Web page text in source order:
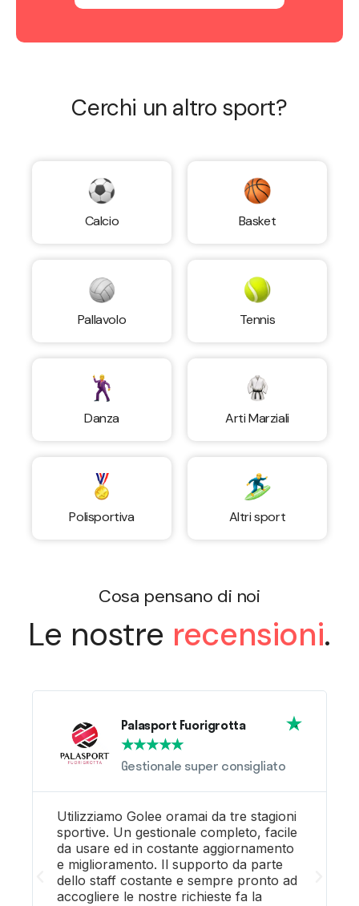
Cerchi un altro sport?
Calcio Basket
Pallavolo Tennis
Danza Arti Marziali
Polisportiva Altri sport
Cosa pensano di noi
Le nostre recensioni.
Palasport Fuorigrotta
★★★★★
Gestionale super consigliato
Utilizziamo Golee oramai da tre stagioni
sportive. Un gestionale completo, facile
da usare ed in costante aggiornamento
e miglioramento. Il supporto da parte
dello staff costante e sempre pronto ad
accogliere le nostre richieste fa la